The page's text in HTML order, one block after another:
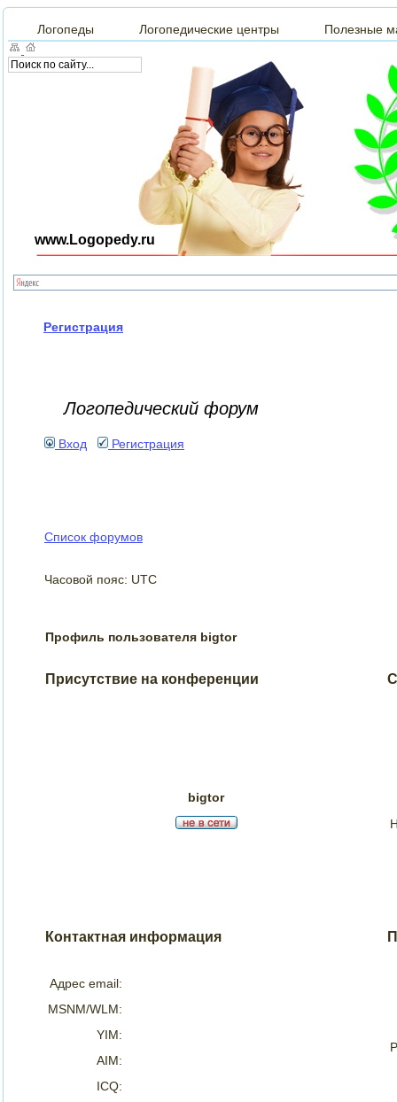
Логопеды Логопедические центры Полезные
www.Logopedy.ru
Регистрация
Логопедический форум
Вход Регистрация
Список форумов
Часовой пояс: UTC
Профиль пользователя bigtor
Присутствие на конференции
bigtor
Контактная информация
Адрес email:
MSNM/WLM:
YIM:
AIM:
ICQ: